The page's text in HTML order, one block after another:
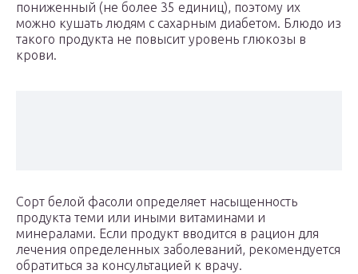
пониженный (не более 35 единиц), поэтому их
можно кушать людям с сахарным диабетом. Блюдо из
такого продукта не повысит уровень глюкозы в
крови.
Сорт белой фасоли определяет насыщенность
продукта теми или иными витаминами и
минералами. Если продукт вводится в рацион для
лечения определенных заболеваний, рекомендуется
обратиться за консультацией к врачу.